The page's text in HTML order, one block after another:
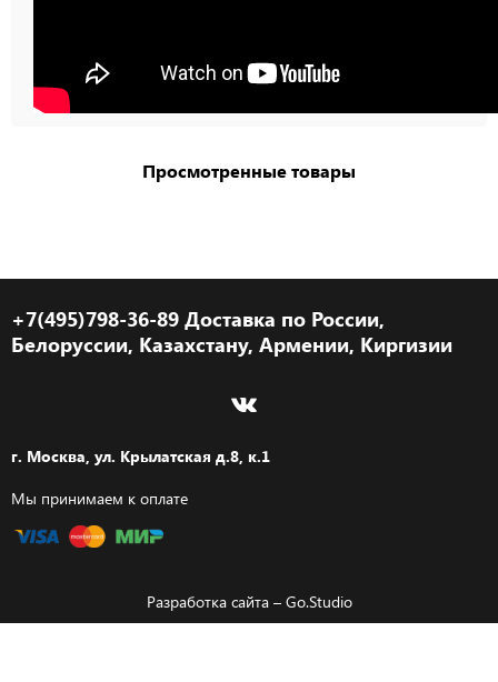
Просмотренные товары
+7(495)798-36-89 Доставка по России,
Белоруссии, Казахстану, Армении, Киргизии
г. Москва, ул. Крылатская д.8, к.1
Мы принимаем к оплате
Разработка сайта – Go.Studio